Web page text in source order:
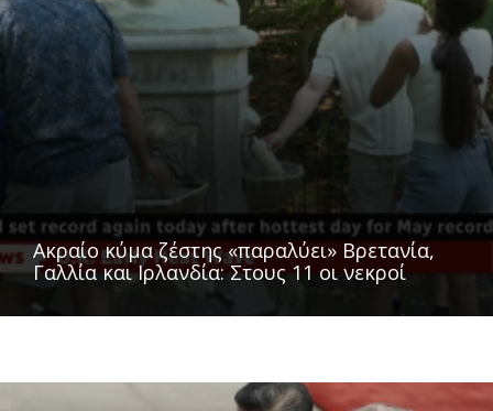
Ακραίο κύμα ζέστης «παραλύει» Βρετανία,
Γαλλία και Ιρλανδία: Στους 11 οι νεκροί